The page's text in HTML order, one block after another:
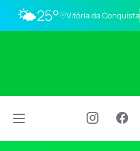
🌤️25° Vitória da Conquista